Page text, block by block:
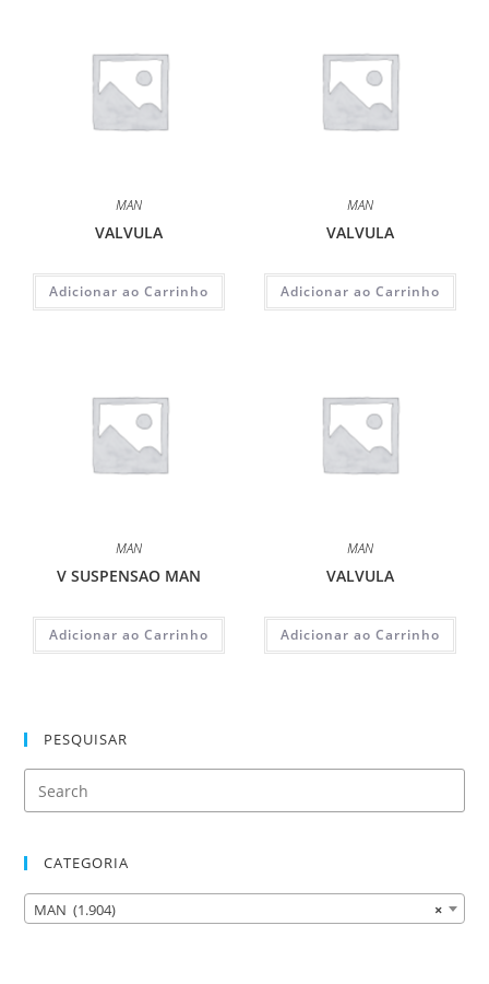
MAN
VALVULA
Adicionar ao Carrinho
MAN
VALVULA
Adicionar ao Carrinho
MAN
V SUSPENSAO MAN
Adicionar ao Carrinho
MAN
VALVULA
Adicionar ao Carrinho
PESQUISAR
CATEGORIA
×
MAN (1.904)